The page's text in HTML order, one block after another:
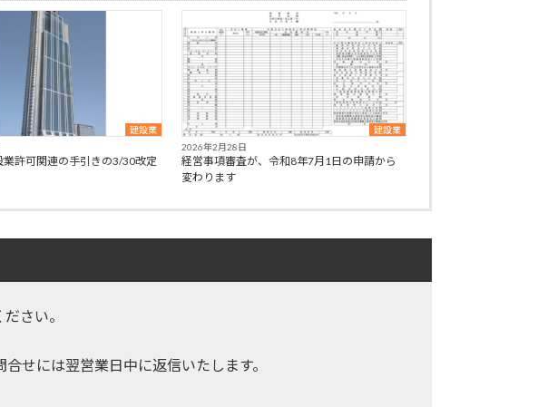
建設業
業許可関連の手引きの3/30改定
建設業
2026年2月28日
経営事項審査が、令和8年7月1日の申請から
変わります
さい。
せには翌営業日中に返信いたします。